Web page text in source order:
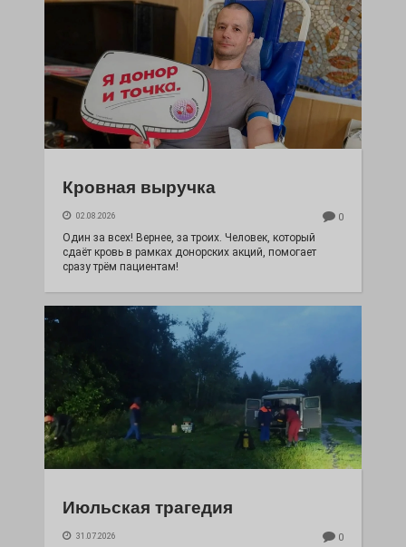
Кровная выручка
02.08.2026 0
Один за всех! Вернее, за троих. Человек, который
сдаёт кровь в рамках донорских акций, помогает
сразу трём пациентам!
Июльская трагедия
31.07.2026 0